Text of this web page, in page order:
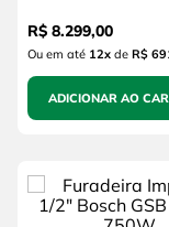
R$ 8.299,00
Ou em até 12xde R$
ADICIONAR AO